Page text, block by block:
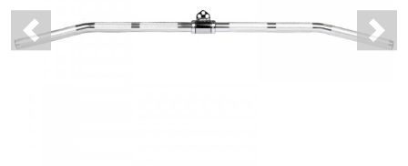
Previous Next